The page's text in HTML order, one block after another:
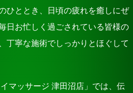
ひととき、日頃の疲れを癒しにぜ
日お忙しく過ごされている皆様の
丁寧な施術でしっかりとほぐして
マッサージ 津田沼店」では、伝